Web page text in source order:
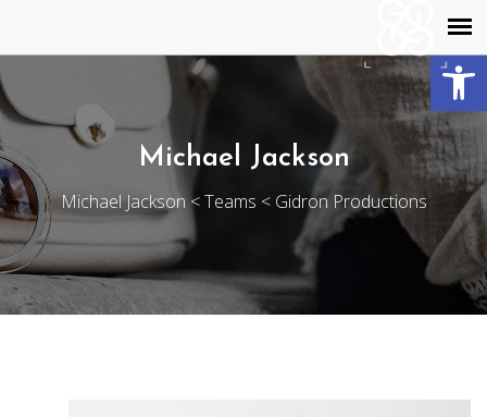
פתח סרגל נגישות
Michael Jackson
Gidron Productions
>
Teams
>
Michael Jackson